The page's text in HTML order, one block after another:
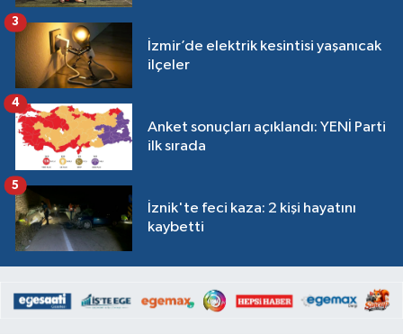
İzmir’de elektrik kesintisi yaşanıcak
ilçeler
3
Anket sonuçları açıklandı: YENİ Parti
ilk sırada
4
İznik'te feci kaza: 2 kişi hayatını
kaybetti
5